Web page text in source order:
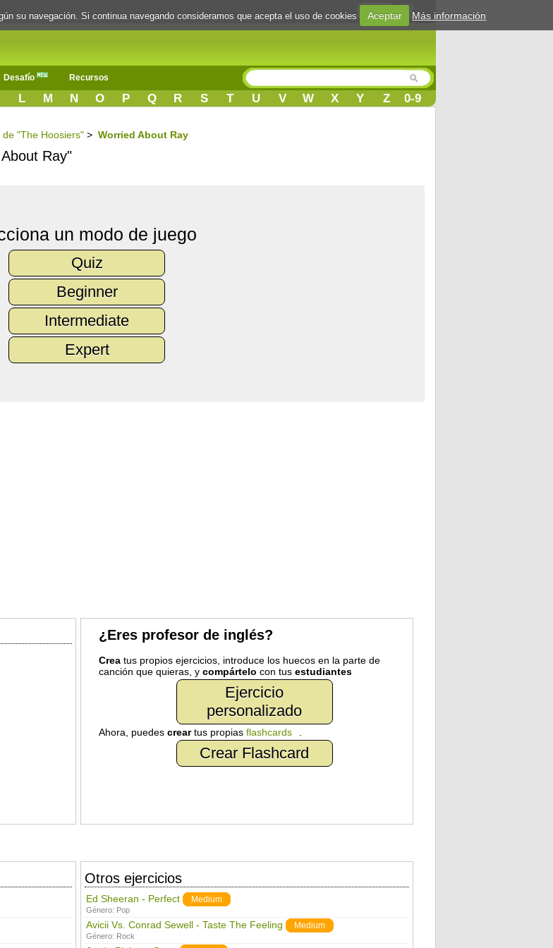
Login
Desafío Recursos
L M N O P Q R S T U V W X Y Z 0-9
"The Hoosiers" > Worried About Ray
Ray"
un modo de juego
Quiz
Beginner
Intermediate
Expert
¿Eres profesor de inglés?
Creatus propios ejercicios, introduce los huecos en la parte de
canción que quieras, y compártelo con tus estudiantes
Ejercicio
personalizado
Ahora, puedes creartus propias flashcards
Crear Flashcard
Otros ejercicios
Ed Sheeran - Perfect Medium
Género: Pop
Avicii Vs. Conrad Sewell - Taste The Feeling Medium
Género: Rock
su navegación. Si continua navegando consideramos que acepta el uso de cookies Aceptar Más información